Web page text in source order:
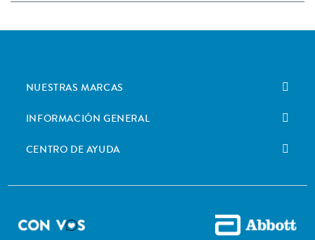
NUESTRAS MARCAS
INFORMACIÓN GENERAL
CENTRO DE AYUDA